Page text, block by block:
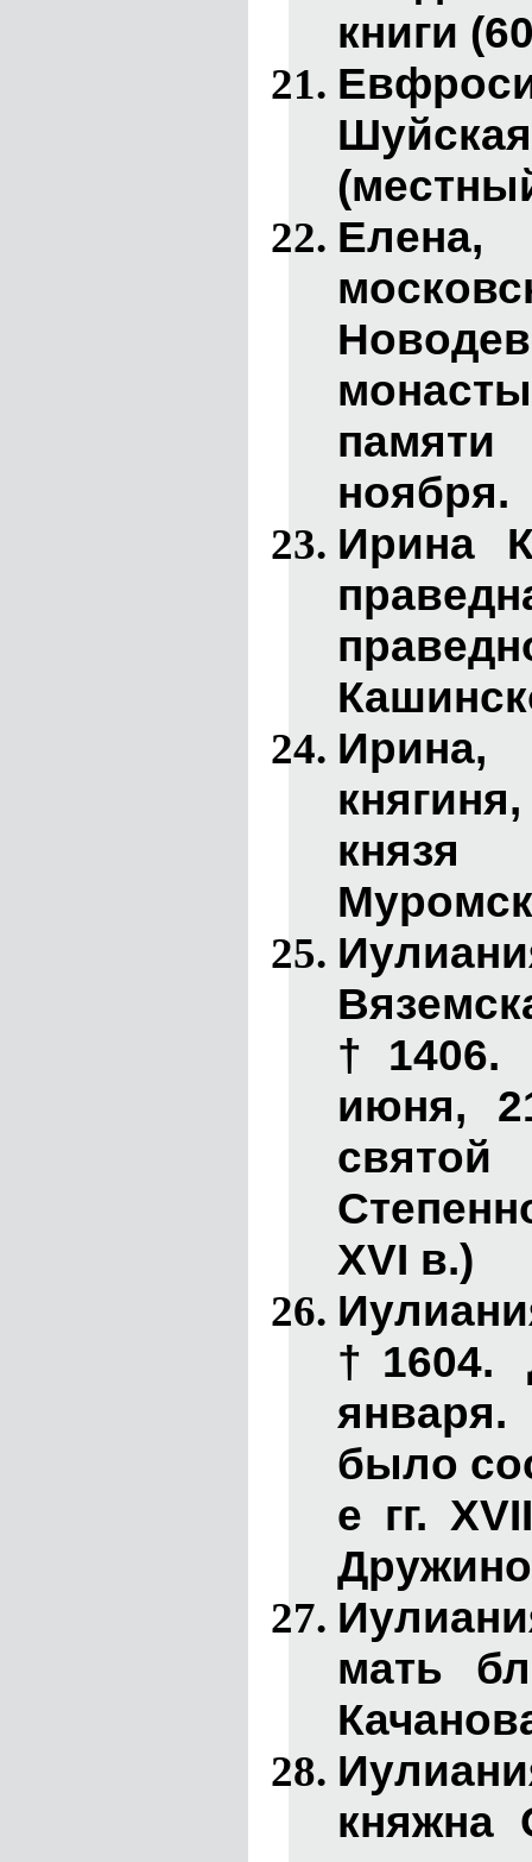
книги
Елена,
ноября.
Ирина
Ирина,
июня,
святой
XVI в.)
†1604.
было
е гг.
мать
княжна